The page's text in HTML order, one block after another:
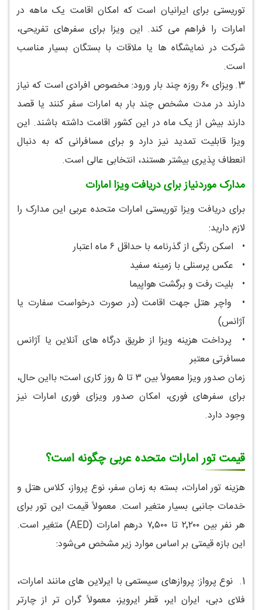
توریستی برای ایرانیان است که امکان اقامت یک ماهه در
امارات را فراهم می کند. این ویزا برای سفرهای تفریحی،
شرکت در نمایشگاه ها یا ملاقات با بستگان بسیار مناسب
است.
3.
ویزای ۶۰ روزه چند بار ورود: مخصوص افرادی است که نیاز
دارند در مدت مشخص چند بار به امارات سفر کنند یا قصد
دارند بیش از یک ماه در این کشور اقامت داشته باشند. این
ویزا قابلیت تمدید نیز دارد و برای مسافرانی که به دنبال
انعطاف پذیری بیشتر هستند، انتخابی عالی است.
مدارک موردنیاز برای دریافت ویزا امارات
برای دریافت ویزا توریستی امارات متحده عربی این مدارک را
لازم دارید:
•
اسکن رنگی از گذرنامه با حداقل ۶ ماه اعتبار
•
عکس پرسنلی با زمینه سفید
• بلیت رفت و برگشت هواپیما
•
واچر هتل جهت اقامت (در صورت درخواست سفارت یا
آژانس)
•
پرداخت هزینه ویزا از طریق درگاه های آنلاین یا آژانس
مسافرتی معتبر
زمان صدور ویزا معمولاً بین ۳ تا ۵ روز کاری است؛ بااین حال،
برای سفرهای فوری، امکان صدور ویزای فوری امارات نیز
وجود دارد.
قیمت تور امارات متحده عربی چگونه است؟
هزینه تور امارات، بسته به زمان سفر، نوع پرواز، کلاس هتل و
خدمات جانبی بسیار متغیر است. معمولاً قیمت این تور برای
هر نفر بین ۲٬۲۰۰ تا ۷٬۵۰۰ درهم امارات (AED) متغیر است.
این بازه قیمتی بر اساس موارد زیر مشخص می‌شود:
1.
نوع پرواز: پروازهای سیستمی با ایرلاین های مانند امارات،
فلای دبی، ایران ایر، قطر ایرویز، معمولاً گران تر از چارتر